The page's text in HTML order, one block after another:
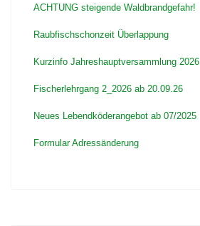
ACHTUNG steigende Waldbrandgefahr!
Raubfischschonzeit Überlappung
Kurzinfo Jahreshauptversammlung 2026
Fischerlehrgang 2_2026 ab 20.09.26
Neues Lebendköderangebot ab 07/2025
Formular Adressänderung